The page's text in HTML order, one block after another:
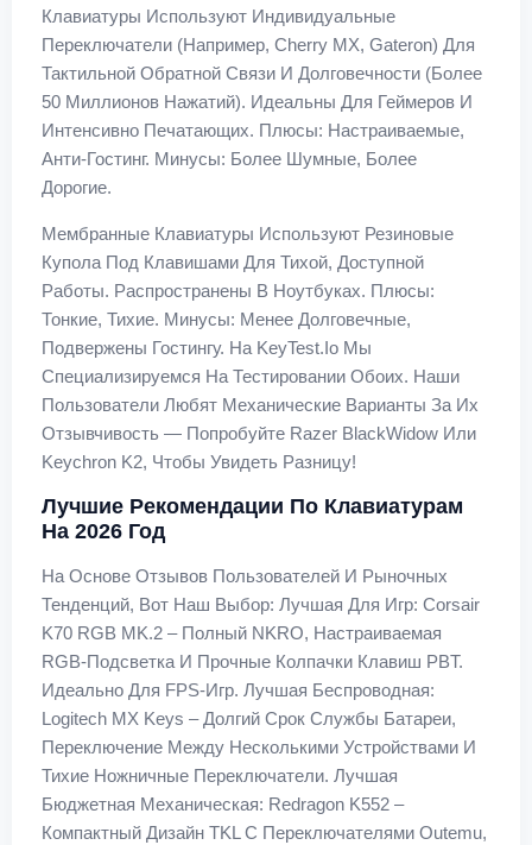
Клавиатуры Используют Индивидуальные
Переключатели (например, Cherry MX, Gateron) Для
Тактильной Обратной Связи И Долговечности (более
50 Миллионов Нажатий). Идеальны Для Геймеров И
Интенсивно Печатающих. Плюсы: Настраиваемые,
Анти-Гостинг. Минусы: Более Шумные, Более
Дорогие.
Мембранные Клавиатуры Используют Резиновые
Купола Под Клавишами Для Тихой, Доступной
Работы. Распространены В Ноутбуках. Плюсы:
Тонкие, Тихие. Минусы: Менее Долговечные,
Подвержены Гостингу. На KeyTest.io Мы
Специализируемся На Тестировании Обоих. Наши
Пользователи Любят Механические Варианты За Их
Отзывчивость — Попробуйте Razer BlackWidow Или
Keychron K2, Чтобы Увидеть Разницу!
Лучшие Рекомендации По Клавиатурам
На 2026 Год
На Основе Отзывов Пользователей И Рыночных
Тенденций, Вот Наш Выбор: Лучшая Для Игр: Corsair
K70 RGB MK.2 – Полный NKRO, Настраиваемая
RGB-Подсветка И Прочные Колпачки Клавиш PBT.
Идеально Для FPS-Игр. Лучшая Беспроводная:
Logitech MX Keys – Долгий Срок Службы Батареи,
Переключение Между Несколькими Устройствами И
Тихие Ножничные Переключатели. Лучшая
Бюджетная Механическая: Redragon K552 –
Компактный Дизайн TKL С Переключателями Outemu,